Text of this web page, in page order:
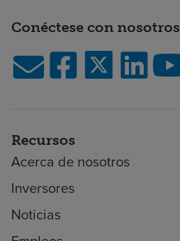
Conéctese con nosotros
Recursos
Acerca de nosotros
Inversores
Noticias